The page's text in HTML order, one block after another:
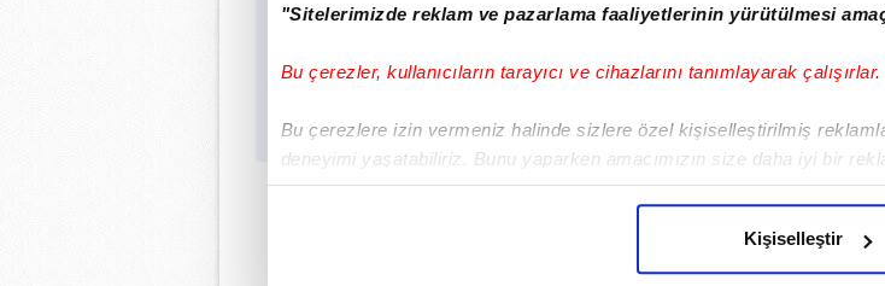
"Sitelerimizde reklam ve pazarlama faaliyetlerinin yürütülmesi
Bu çerezler, kullanıcıların tarayıcı ve cihazlarını tanımlayarak çalışırlar.
Bu çerezlere izin vermeniz halinde sizlere özel kişiselleştirilmiş
deneyimi yaşatabiliriz. Bunu yaparken amacımızın size daha iyi bir
içerikleri sunabilmek adına elimizden gelen çabayı gösterdiğimizi ve
Her halükârda, kullanıcılar, bu çerezlere izin vermedikleri takdirde,
Kişiselleştir